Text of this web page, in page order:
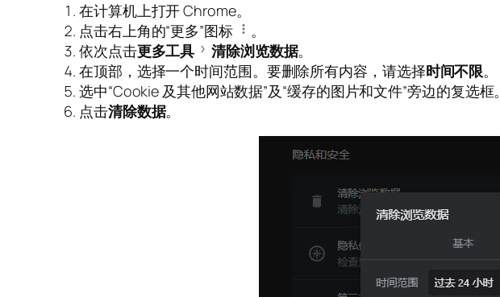
在计算机上打开 Chrome。
点击右上角的“更多”图标
。
依次点击更多工具 清除浏览数据。
在顶部，选择一个时间范围。要删除所有内容，请选择时间不限。
选中“Cookie 及其他网站数据”及“缓存的图片和文件”旁边的复选框。
点击清除数据。